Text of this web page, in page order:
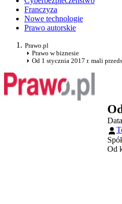
Franczyza
Nowe technologie
Prawo autorskie
Prawo.pl
Prawo w biznesie
Od 1 stycznia 2017 r. mali
Od